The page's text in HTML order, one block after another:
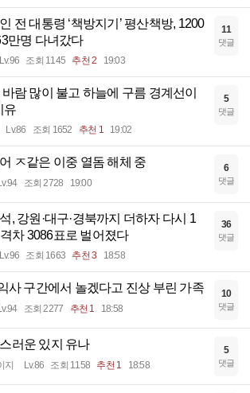
전 대통령 ‘책방지기’ 평산책방, 1200
만명 다녀갔다
Lv.96 조회 1145 추천 2 19:03
11
댓글
바람 많이 불고 하늘에 구름 경계선이
유
Lv.86 조회 1652 추천 1 19:02
5
댓글
ㅈ같은 이중 열돔 해체 중
조회 2728 19:00
6
댓글
, 강원·대구·경북까지 더하자 다시 1
차 3086표로 벌어졌다
Lv.96 조회 1663 추천 3 18:58
36
댓글
사 구간에서 놀겠다고 진상 부린 가족
조회 2277 추천 1 18:58
10
댓글
러운 있지 유나
지 Lv.86 조회 1158 추천 1 18:58
5
댓글